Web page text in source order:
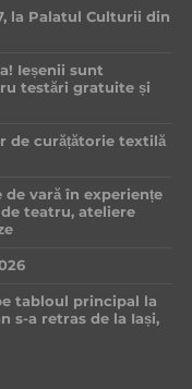
la Palatul Culturii din
Ieșenii sunt
testări gratuite și
de curățătorie textilă
vară în experiențe
teatru, ateliere
tabloul principal la
s-a retras de la Iași,